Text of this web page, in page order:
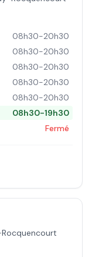
08h30-20h30
08h30-20h30
08h30-20h30
08h30-20h30
08h30-20h30
08h30-19h30
Fermé